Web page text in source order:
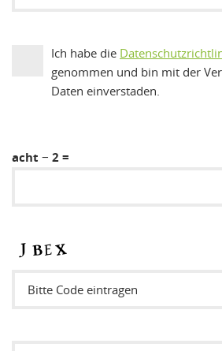
Ich habe die
genommen und bin mit der
Daten einverstaden.
acht − 2 =